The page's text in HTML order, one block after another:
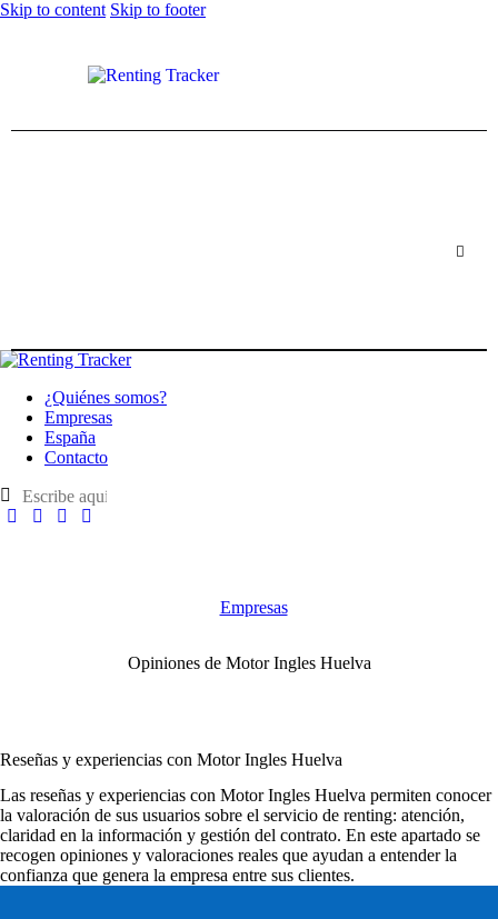
Skip to content Skip to footer
¿Quiénes somos?
Empresas
España
Contacto
Empresas
Opiniones de Motor Ingles Huelva
Reseñas y experiencias con Motor Ingles Huelva
Las reseñas y experiencias con Motor Ingles Huelva permiten conocer
la valoración de sus usuarios sobre el servicio de renting: atención,
claridad en la información y gestión del contrato. En este apartado se
recogen opiniones y valoraciones reales que ayudan a entender la
confianza que genera la empresa entre sus clientes.